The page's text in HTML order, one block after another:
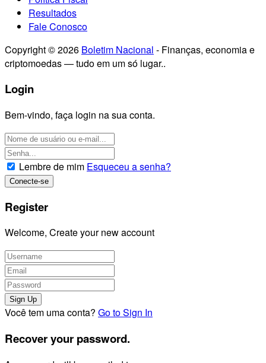
Resultados
Fale Conosco
Copyright © 2026 Boletim Nacional - Finanças, economia e
criptomoedas — tudo em um só lugar..
Login
Bem-vindo, faça login na sua conta.
Lembre de mim Esqueceu a senha?
Register
Welcome, Create your new account
Você tem uma conta? Go to Sign In
Recover your password.